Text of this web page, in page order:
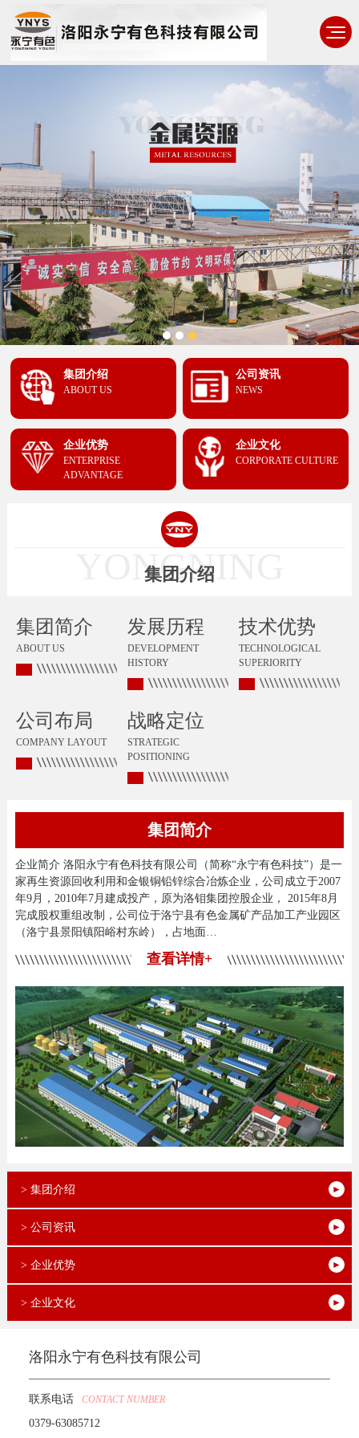
集团介绍
ABOUT US
公司资讯
NEWS
企业优势
ENTERPRISE
ADVANTAGE
企业文化
CORPORATE CULTURE
YONGNING
集团介绍
集团简介
ABOUT US
发展历程
DEVELOPMENT
HISTORY
技术优势
TECHNOLOGICAL
SUPERIORITY
公司布局
COMPANY LAYOUT
战略定位
STRATEGIC
POSITIONING
集团简介
企业简介 洛阳永宁有色科技有限公司（简称“永宁有色科技”）是一
家再生资源回收利用和金银铜铅锌综合冶炼企业，公司成立于2007
年9月，2010年7月建成投产，原为洛钼集团控股企业， 2015年8月
完成股权重组改制，公司位于洛宁县有色金属矿产品加工产业园区
（洛宁县景阳镇阳峪村东岭），占地面…
查看详情+
> 集团介绍
> 公司资讯
> 企业优势
> 企业文化
洛阳永宁有色科技有限公司
联系电话 CONTACT NUMBER
0379-63085712